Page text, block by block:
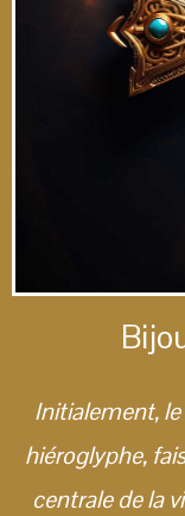
Initialement,
hiéroglyphe,
centrale de la